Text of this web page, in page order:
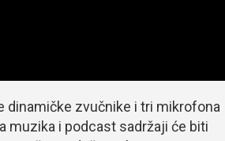
dinamičke zvučnike i tri mikrofona
muzika i podcast sadržaji će biti